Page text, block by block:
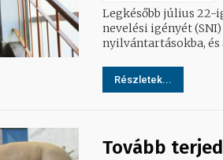
Legkésőbb július 22-
nevelési igényét
nyilvántartásokba, és
Részletek...
Tovább